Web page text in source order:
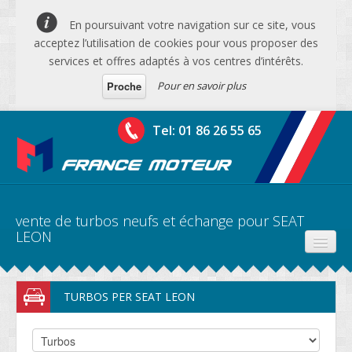
En poursuivant votre navigation sur ce site, vous
acceptez l’utilisation de cookies pour vous proposer des
services et offres adaptés à vos centres d’intérêts.
Proche
Pour en savoir plus
Tel: 01 86 26 55 65
vente de turbos neufs et échange pour SEAT
LEON
PRODUITS
TURBOS PER SEAT LEON